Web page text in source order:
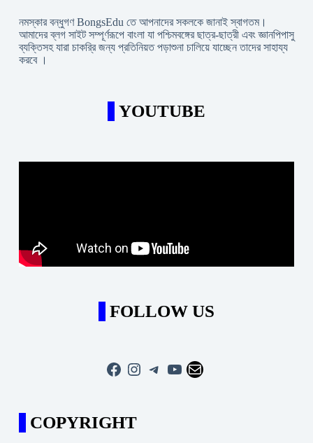
নমস্কার বন্ধুগণ BongsEdu তে আপনাদের সকলকে জানাই স্বাগতম।
আমাদের ব্লগ সাইট সম্পূর্ণরূপে বাংলা যা পশ্চিমবঙ্গের ছাত্র-ছাত্রী এবং জ্ঞানপিপাসু
ব্যক্তিসহ যারা চাকরি্র জন্য প্রতিনিয়ত পড়াশুনা চালিয়ে যাচ্ছেন তাদের সাহায্য
করবে ।
YOUTUBE
FOLLOW US
Facebook
Instagram
Telegram
YouTube
Mail
COPYRIGHT